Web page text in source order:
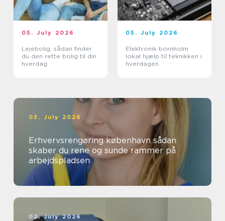
05. July 2026
Lejebolig: sådan finder
du den rette bolig til din
hverdag
05. July 2026
Elektronik bornholm
lokal hjælp til teknikken i
hverdagen
03. July 2026
Erhvervsrengøring københavn sådan
skaber du rene og sunde rammer på
arbejdspladsen
02. July 2026